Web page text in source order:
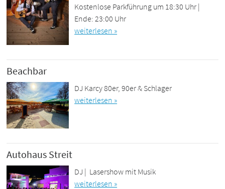
Kostenlose Parkführung um 18:30 Uhr |
Ende: 23:00 Uhr
weiterlesen »
Beachbar
DJ Karcy 80er, 90er & Schlager
weiterlesen »
Autohaus Streit
DJ | Lasershow mit Musik
weiterlesen »